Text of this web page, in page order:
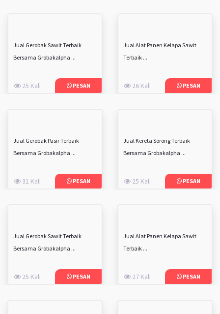
Jual Gerobak Sawit Terbaik
Bersama Grobakalpha ...
25 Kali PESAN
Jual Alat Panen Kelapa Sawit
Terbaik ...
26 Kali PESAN
Jual Gerobak Pasir Terbaik
Bersama Grobakalpha ...
31 Kali PESAN
Jual Kereta Sorong Terbaik
Bersama Grobakalpha ...
25 Kali PESAN
Jual Gerobak Sawit Terbaik
Bersama Grobakalpha ...
25 Kali PESAN
Jual Alat Panen Kelapa Sawit
Terbaik ...
27 Kali PESAN